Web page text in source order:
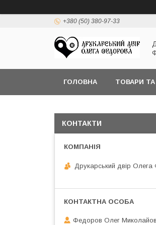
+380 (50) 380-97-33
ГОЛОВНА ТОВАРИ
КОНТАКТИ
Друкарський двір
Федоров Олег